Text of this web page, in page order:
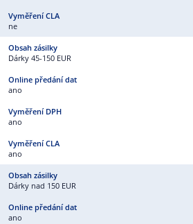
ne
Dárky 45-150 EUR
ano
ano
ano
Dárky nad 150 EUR
ano